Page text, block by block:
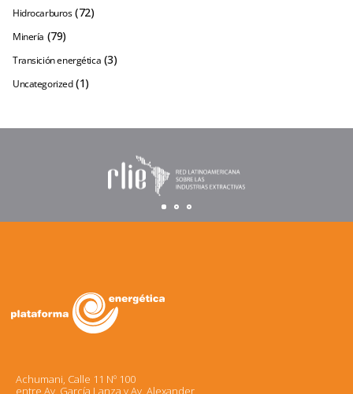
Hidrocarburos (72)
Minería (79)
Transición energética (3)
Uncategorized (1)
Achumani, Calle 11 Nº 100
entre Av. García Lanza y Av. Alexander